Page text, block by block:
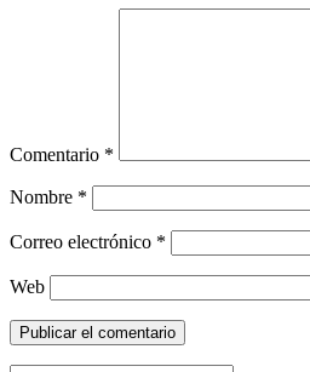
Comentario *
Nombre *
Correo electrónico *
Web